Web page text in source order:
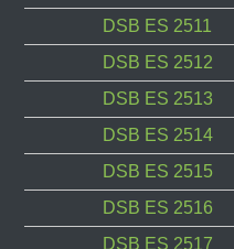
DSB ES 2511
DSB ES 2512
DSB ES 2513
DSB ES 2514
DSB ES 2515
DSB ES 2516
DSB ES 2517